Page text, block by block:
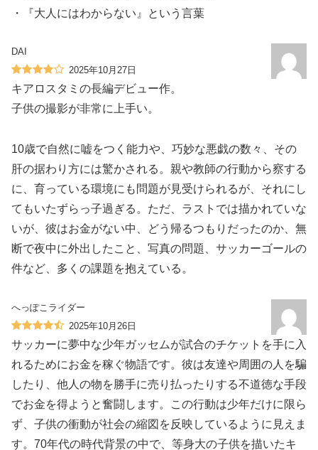
・『大人にはわからない』という言葉
DAI
2025年10月27日
キアロスタミの長編デビュー作。
子供の撮影が非常に上手い。
10歳で自然に嘘をつく能力や、巧妙な悪戯の数々、その
肝の据わり方には驚かされる。親や教師の行動から察する
に、育っている環境にも問題が見受けられるが、それにし
てもいたずらっ子過ぎる。ただ、ラストでは描かれていな
いが、彼はお金がない中、どう帰るつもりだったのか、無
断で夜中に外出したこと、写真の問題、サッカーゴールの
件など、多くの課題を抱えている。
へっぽこライダー
2025年10月26日
サッカーに夢中な少年ガッセムが試合のチケットを手に入
れるためにお金を稼ぐ物語です。彼は友達や周囲の人を騙
したり、他人の物を勝手に売り払ったりする不道徳な手段
でお金を得ようと奮闘します。この行動は少年だけに限ら
ず、子供の衝動が社会の縮図を反映しているように見えま
す。70年代の時代背景の中で、等身大の子供を描いたキ